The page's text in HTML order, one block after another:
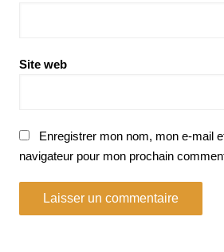
Site web
Enregistrer mon nom, mon e-mail
navigateur pour mon prochain